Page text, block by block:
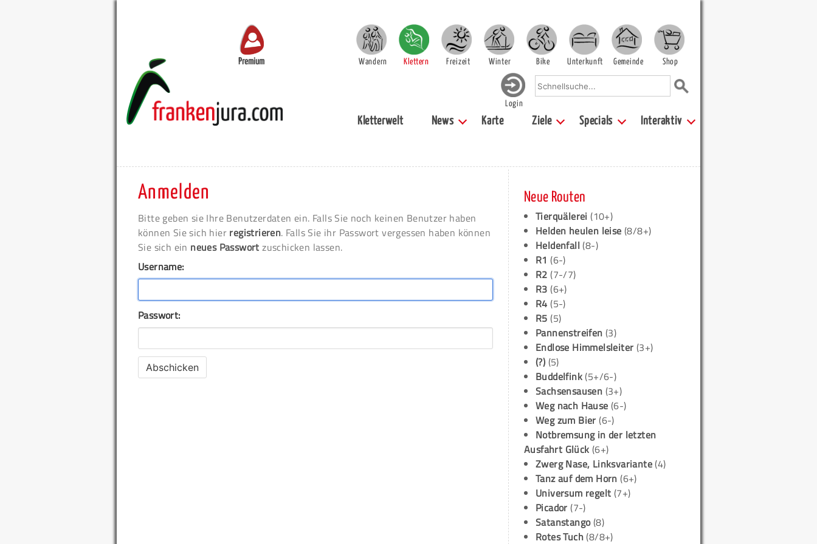
Premium Wandern Klettern Freizeit Winter Bike Unterkunft Gemeinde Shop
Login
Kletterwelt News Karte Ziele Specials Interaktiv
Anmelden
Bitte geben sie Ihre Benutzerdaten ein. Falls Sie noch keinen Benutzer haben
können Sie sich hier registrieren. Falls Sie ihr Passwort vergessen haben können
Sie sich ein neues Passwort zuschicken lassen.
Username:
Passwort:
Neue Routen
Tierquälerei (10+)
Helden heulen leise(8/8+)
Heldenfall(8-)
R1 (6-)
R2 (7-/7)
R3 (6+)
R4 (5-)
R5 (5)
Pannenstreifen (3)
Endlose Himmelsleiter (3+)
(?) (5)
Buddelfink(5+/6-)
Sachsensausen (3+)
Weg nach Hause (6-)
Weg zum Bier (6-)
Notbremsung in der letzten
Ausfahrt Glück (6+)
Zwerg Nase, Linksvariante(4)
Tanz auf dem Horn (6+)
Universum regelt (7+)
Picador (7-)
Satanstango(8)
Rotes Tuch(8/8+)